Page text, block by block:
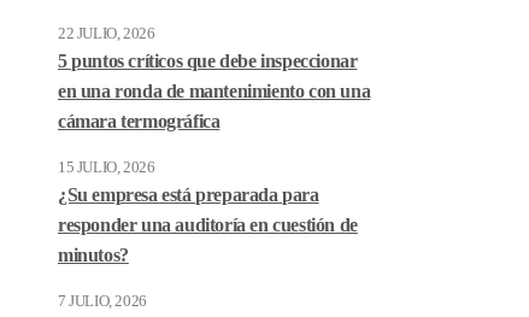
5 puntos críticos que debe inspeccionar
en una ronda de mantenimiento con una
cámara termográfica
22 JULIO, 2026
¿Su empresa está preparada para
responder una auditoría en cuestión de
minutos?
15 JULIO, 2026
7 JULIO, 2026